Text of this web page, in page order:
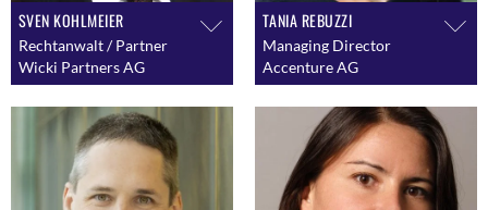
SVEN KOHLMEIER
Rechtanwalt / Partner
Wicki Partners AG
TANIA REBUZZI
Managing Director
Accenture AG